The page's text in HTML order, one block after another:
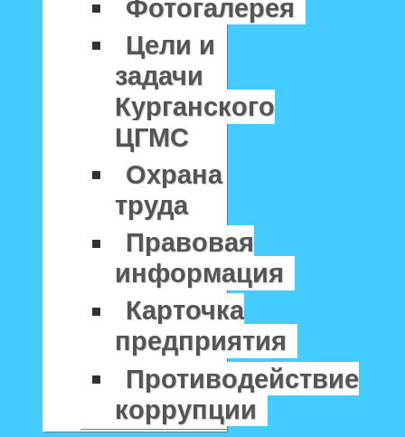
Фотогалерея
Цели и
задачи
Курганского
ЦГМС
Охрана
труда
Правовая
информация
Карточка
предприятия
Противодействие
коррупции